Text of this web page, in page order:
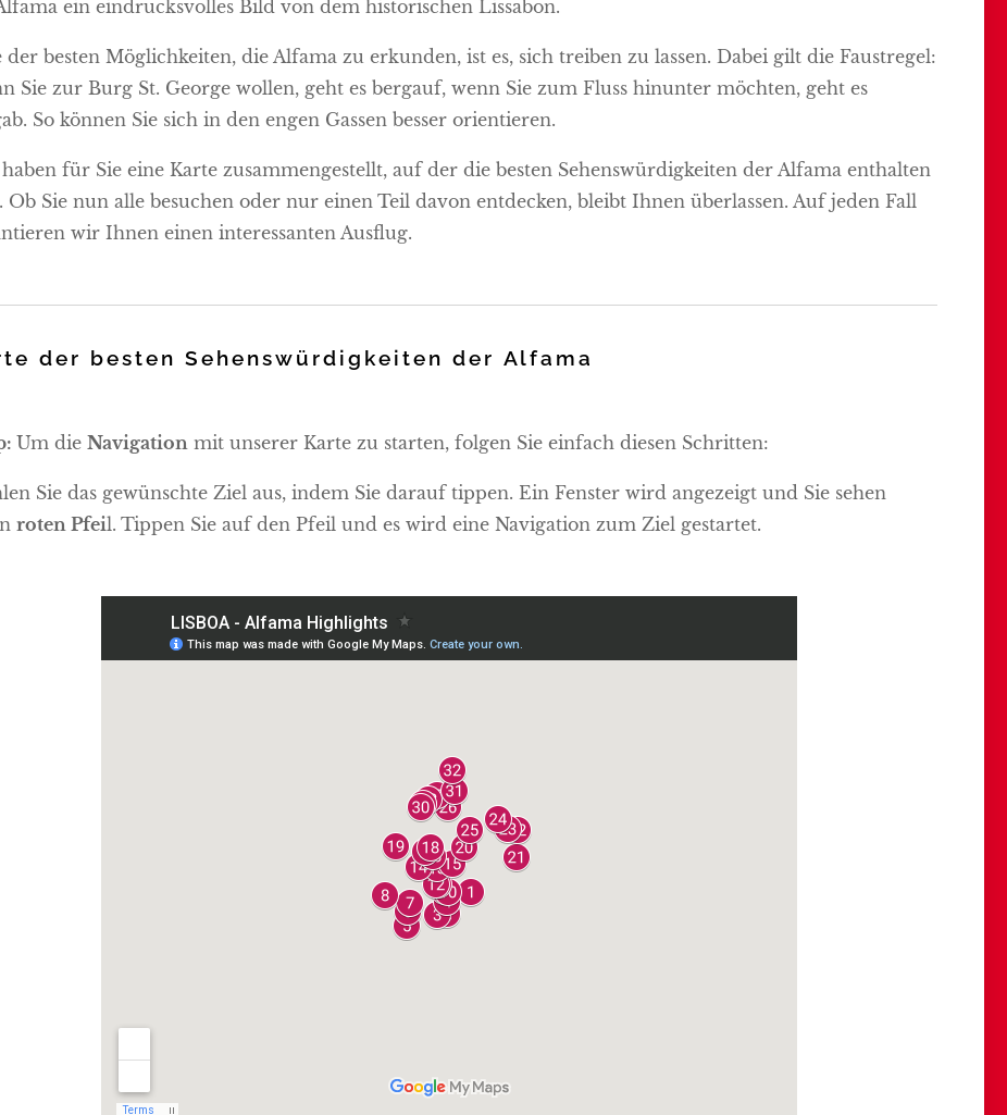
ein eindrucksvolles Bild von dem historischen Lissabon.
der besten Möglichkeiten, die Alfama zu erkunden, ist es, sich treiben zu lassen. Dabei gilt die Faustregel:
Sie zur Burg St. George wollen, geht es bergauf, wenn Sie zum Fluss hinunter möchten, geht es
So können Sie sich in den engen Gassen besser orientieren.
für Sie eine Karte zusammengestellt, auf der die besten Sehenswürdigkeiten der Alfama enthalten
Ob Sie nun alle besuchen oder nur einen Teil davon entdecken, bleibt Ihnen überlassen. Auf jeden Fall
wir Ihnen einen interessanten Ausflug.
der besten Sehenswürdigkeiten der Alfama
Um die Navigation mit unserer Karte zu starten, folgen Sie einfach diesen Schritten:
Sie das gewünschte Ziel aus, indem Sie darauf tippen. Ein Fenster wird angezeigt und Sie sehen
roten Pfeil. Tippen Sie auf den Pfeil und es wird eine Navigation zum Ziel gestartet.